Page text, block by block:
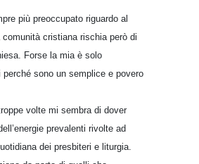
più preoccupato riguardo al
cristiana rischia però di
Forse la mia è solo
sono un semplice e povero
volte mi sembra di dover
prevalenti rivolte ad
dei presbiteri e liturgia.